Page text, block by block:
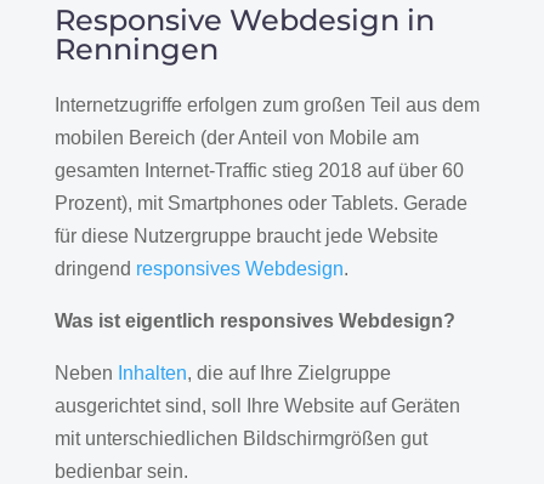
Responsive Webdesign in
Renningen
Internetzugriffe erfolgen zum großen Teil aus dem
mobilen Bereich (der Anteil von Mobile am
gesamten Internet-Traffic stieg 2018 auf über 60
Prozent), mit Smartphones oder Tablets. Gerade
für diese Nutzergruppe braucht jede Website
dringend responsives Webdesign.
Was ist eigentlich responsives Webdesign?
Neben Inhalten, die auf Ihre Zielgruppe
ausgerichtet sind, soll Ihre Website auf Geräten
mit unterschiedlichen Bildschirmgrößen gut
bedienbar sein.